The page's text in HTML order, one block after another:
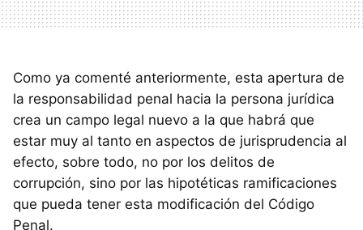
Como ya comenté anteriormente, esta apertura de
la responsabilidad penal hacia la persona jurídica
crea un campo legal nuevo a la que habrá que
estar muy al tanto en aspectos de jurisprudencia al
efecto, sobre todo, no por los delitos de
corrupción, sino por las hipotéticas ramificaciones
que pueda tener esta modificación del Código
Penal.